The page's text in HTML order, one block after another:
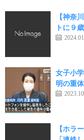
【神奈
トに９
女子小
明の重
【ホラ